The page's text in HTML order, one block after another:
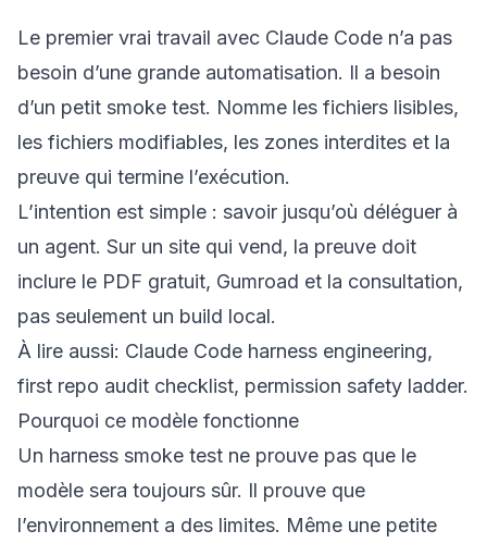
Le premier vrai travail avec Claude Code n’a pas
besoin d’une grande automatisation. Il a besoin
d’un petit smoke test. Nomme les fichiers lisibles,
les fichiers modifiables, les zones interdites et la
preuve qui termine l’exécution.
L’intention est simple : savoir jusqu’où déléguer à
un agent. Sur un site qui vend, la preuve doit
inclure le PDF gratuit, Gumroad et la consultation,
pas seulement un build local.
À lire aussi: Claude Code harness engineering,
first repo audit checklist, permission safety ladder.
Pourquoi ce modèle fonctionne
Un harness smoke test ne prouve pas que le
modèle sera toujours sûr. Il prouve que
l’environnement a des limites. Même une petite